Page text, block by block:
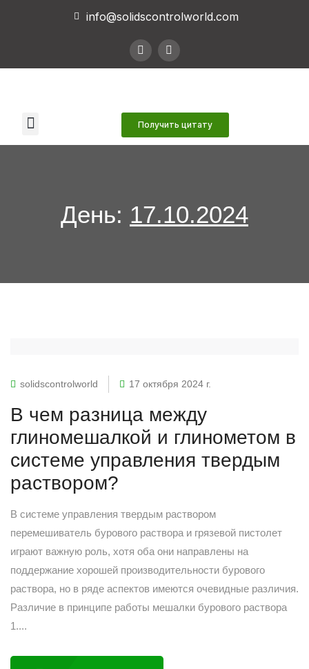
info@solidscontrolworld.com
Получить цитату
День: 17.10.2024
solidscontrolworld 17 октября 2024 г.
В чем разница между
глиномешалкой и глинометом в
системе управления твердым
раствором?
В системе управления твердым раствором
перемешиватель бурового раствора и грязевой пистолет
играют важную роль, хотя оба они направлены на
поддержание хорошей производительности бурового
раствора, но в ряде аспектов имеются очевидные различия.
Различие в принципе работы мешалки бурового раствора
1....